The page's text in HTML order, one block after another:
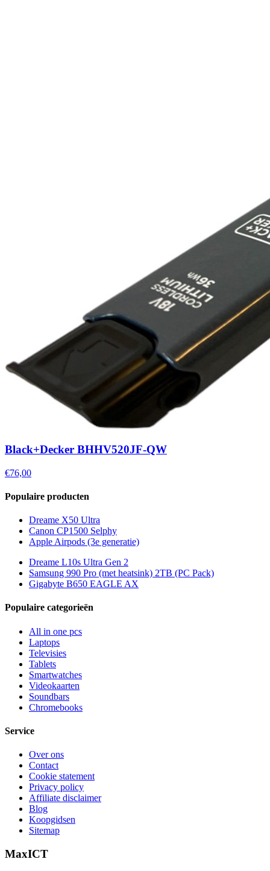
Black+Decker BHHV520JF-QW
€76,00
Populaire producten
Dreame X50 Ultra
Canon CP1500 Selphy
Apple Airpods (3e generatie)
Dreame L10s Ultra Gen 2
Samsung 990 Pro (met heatsink) 2TB (PC Pack)
Gigabyte B650 EAGLE AX
Populaire categorieën
All in one pcs
Laptops
Televisies
Tablets
Smartwatches
Videokaarten
Soundbars
Chromebooks
Service
Over ons
Contact
Cookie statement
Privacy policy
Affiliate disclaimer
Blog
Koopgidsen
Sitemap
MaxICT